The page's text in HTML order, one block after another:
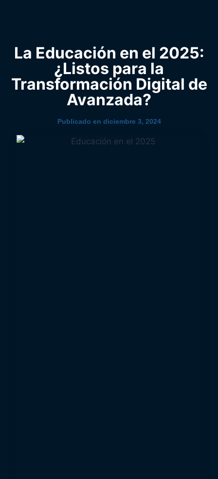
La Educación en el 2025:
¿Listos para la
Transformación Digital de
Avanzada?
Publicado en diciembre 3, 2024